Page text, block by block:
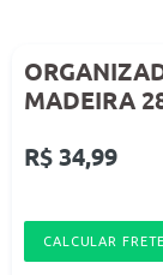
MADEIRA
Preço
R$ 34,99
CALCULAR FRETE